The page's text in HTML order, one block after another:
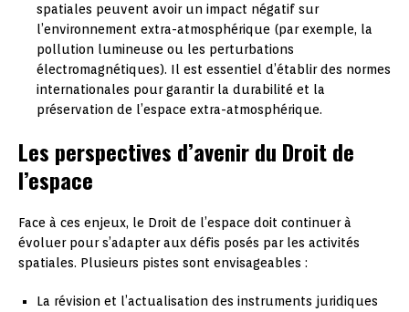
spatiales peuvent avoir un impact négatif sur
l’environnement extra-atmosphérique (par exemple, la
pollution lumineuse ou les perturbations
électromagnétiques). Il est essentiel d’établir des normes
internationales pour garantir la durabilité et la
préservation de l’espace extra-atmosphérique.
Les perspectives d’avenir du Droit de
l’espace
Face à ces enjeux, le Droit de l’espace doit continuer à
évoluer pour s’adapter aux défis posés par les activités
spatiales. Plusieurs pistes sont envisageables :
La révision et l’actualisation des instruments juridiques